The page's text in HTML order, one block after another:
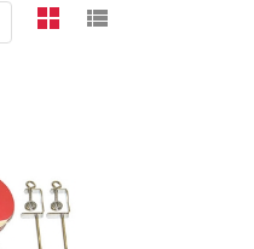
viewmode grid